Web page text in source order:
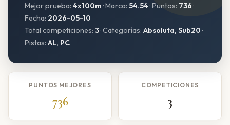
Mejor prueba: 4x100m · Marca: 54.54 · Puntos: 736 ·
Fecha: 2026-05-10
Total competiciones: 3· Categorías: Absoluta, Sub20 ·
Pistas: AL, PC
PUNTOS MEJORES
736
COMPETICIONES
3